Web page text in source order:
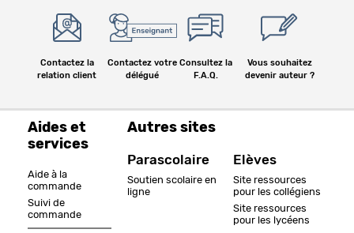
Contactez la
relation client
Contactez votre
délégué
Consultez la
F.A.Q.
Vous souhaitez
devenir auteur ?
Aides et
services
Aide à la
commande
Suivi de
commande
Autres sites
Parascolaire
Soutien scolaire en
ligne
Elèves
Site ressources
pour les collégiens
Site ressources
pour les lycéens